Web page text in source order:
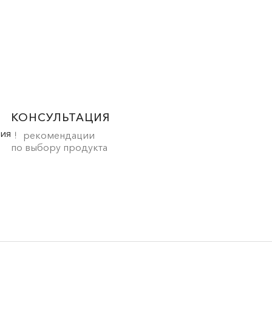
КОНСУЛЬТАЦИЯ
рекомендации
по выбору продукта